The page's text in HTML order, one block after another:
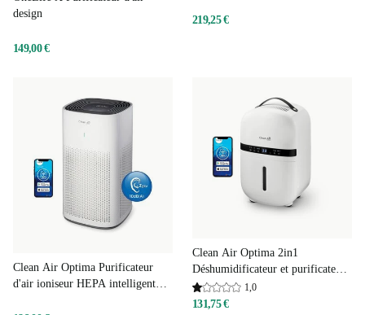
design
149,00 €
219,25 €
Clean Air Optima Purificateur
d'air ioniseur HEPA intelligent
Clean Air Optima 2in1
Déshumidificateur et purificateur
d'air CA-702 Smart
1,0
131,75 €